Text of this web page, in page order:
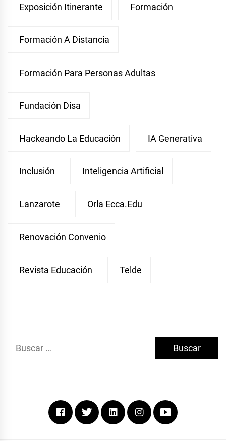
Exposición Itinerante Formación
Formación A Distancia
Formación Para Personas Adultas
Fundación Disa
Hackeando La Educación IA Generativa
Inclusión Inteligencia Artificial
Lanzarote Orla Ecca.edu
Renovación Convenio
Revista Educación Telde
Buscar:
FacebookTwitterLinkedinInstagramYoutube